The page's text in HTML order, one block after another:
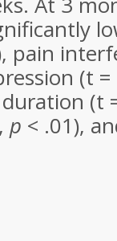
pain
(t
duration (t
p < .01),